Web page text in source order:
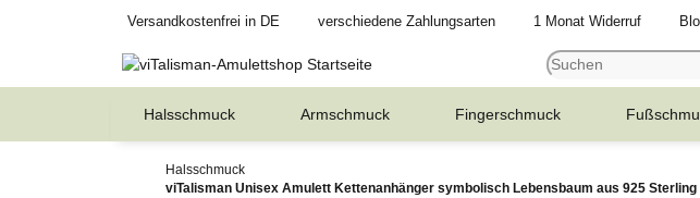
Versandkostenfrei in DE verschiedene Zahlungsarten 1 Monat Widerruf
Halsschmuck Armschmuck Fingerschmuck
Halsschmuck
viTalisman Unisex Amulett Kettenanhänger symbolisch Lebensbaum aus 925